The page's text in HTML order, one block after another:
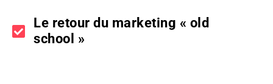
Le retour du marketing « old
school »